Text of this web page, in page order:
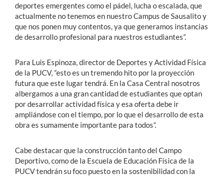
deportes emergentes como el pádel, lucha o escalada, que
actualmente no tenemos en nuestro Campus de Sausalito y
que nos ponen muy contentos, ya que generamos instancias
de desarrollo profesional para nuestros estudiantes”.
Para Luis Espinoza, director de Deportes y Actividad Física
de la PUCV, “esto es un tremendo hito por la proyección
futura que este lugar tendrá. En la Casa Central nosotros
albergamos a una gran cantidad de estudiantes que optan
por desarrollar actividad física y esa oferta debe ir
ampliándose con el tiempo, por lo que el desarrollo de esta
obra es sumamente importante para todos”.
Cabe destacar que la construcción tanto del Campo
Deportivo, como de la Escuela de Educación Física de la
PUCV tendrán su foco puesto en la sostenibilidad con la